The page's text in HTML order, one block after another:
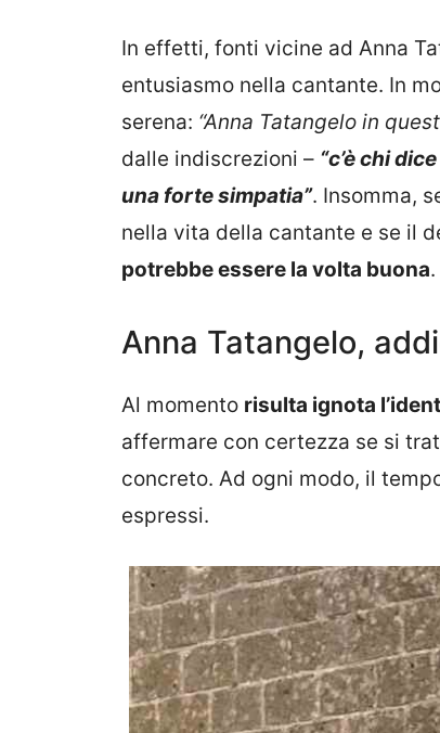
In effetti, fonti vicine ad Anna
entusiasmo nella cantante. In
serena: “Anna Tatangelo in
dalle indiscrezioni – “c’è chi
una forte simpatia”. Insomma,
nella vita della cantante e se il
potrebbe essere la volta buona.
Anna Tatangelo,
Al momento risulta ignota
affermare con certezza se si
concreto. Ad ogni modo, il
espressi.